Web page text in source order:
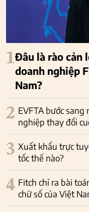
1Đâu là rào cản
doanh nghiệp
Nam?
2 EVFTA bước
nghiệp thay đổi
3 Xuất khẩu trực
tốc thế nào?
4 Fitch chỉ ra bài
chữ số của Việt